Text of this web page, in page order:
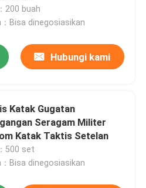
200 buah
：Bisa dinegosiasikan
Hubungi kami
Katak Gugatan
Seragam Militer
Katak Taktis Setelan
500 set
：Bisa dinegosiasikan